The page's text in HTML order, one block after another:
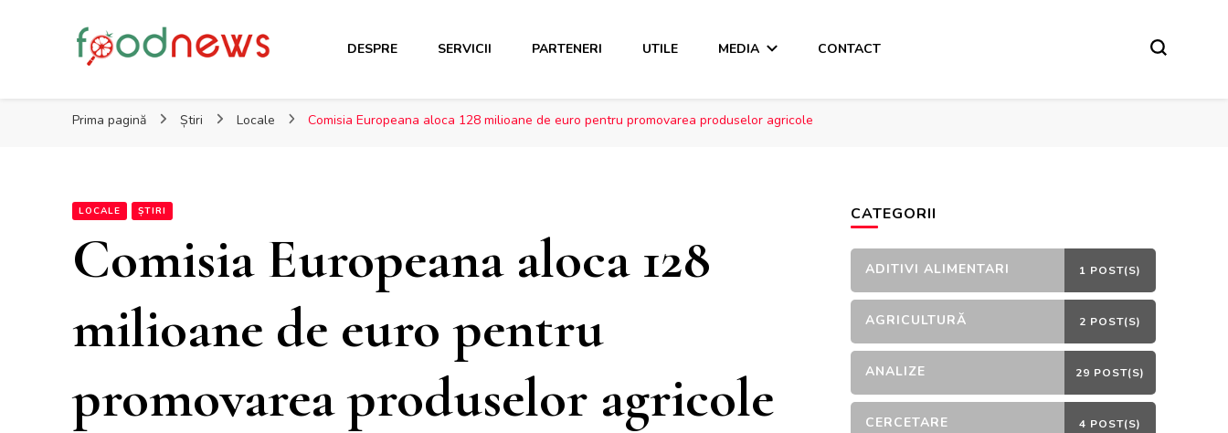
Foodnews.ro
DESPRE SERVICII PARTENERI UTILE MEDIA CONTACT
Prima pagină Știri Locale Comisia Europeana aloca 128 milioane de euro pentru promovarea produselor agricole
LOCALE ȘTIRI
Comisia Europeana aloca 128
milioane de euro pentru
promovarea produselor agricole
CATEGORII
ADITIVI ALIMENTARI 1 POST(S)
AGRICULTURĂ 2 POST(S)
ANALIZE 29 POST(S)
CERCETARE 4 POST(S)